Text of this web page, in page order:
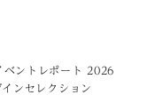
ベントレポート 2026
ンセレクション